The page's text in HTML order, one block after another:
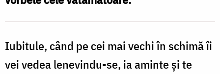
Iubitule, când pe cei mai vechi în schimă îi
vei vedea lenevindu-se, ia amin­te şi te